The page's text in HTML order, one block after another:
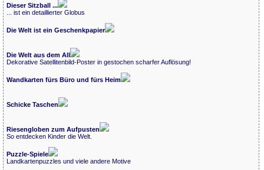
Dieser Sitzball ...
... ist ein detaillierter Globus
Die Welt ist ein Geschenkpapier
Die Welt aus dem All
Dekorative Satellitenbild-Poster in gestochen scharfer Auflösung!
Wandkarten fürs Büro und fürs Heim
Schicke Taschen
Riesengloben zum Aufpusten
So entdecken Kinder die Welt.
Puzzle-Spiele
Landkartenpuzzles und viele andere Motive